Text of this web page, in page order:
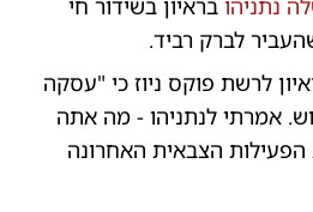
נתניהו בראיון בשידור חי
לברק רביד.
לרשת פוקס ניוז כי "עסקה
אמרתי לנתניהו - מה אתה
הצבאית האחרונה